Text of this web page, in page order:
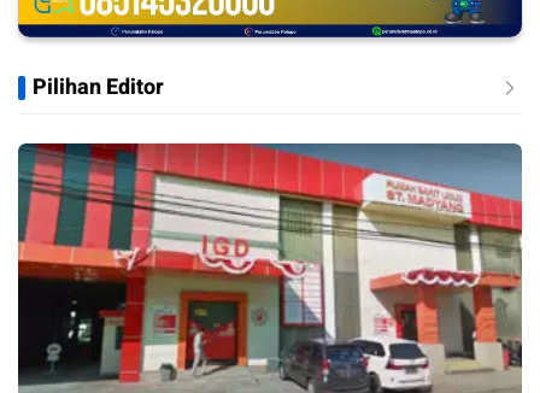
Pilihan Editor